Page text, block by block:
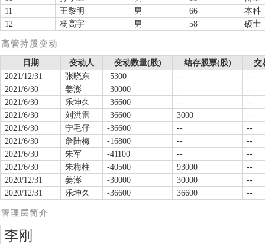
11
王黎明 男 66
本科
12
杨高宇 男 58 硕士
高管持股变动
日期 变动人 变动数量(股) 结存股票(股)
交
2021/12/31
张晓东 -5300 --
--
2021/6/30
姜澎 -30000 --
--
2021/6/30
乐坤久 -36600 --
--
2021/6/30
刘洪雷 -36600 3000
--
2021/6/30
宁毛仔 -36600 --
--
2021/6/30
詹陆梅 -16800 --
--
2021/6/30
朱军 -41100 --
--
2021/6/30
朱梅柱 -40500 93000
--
2020/12/31
姜澎 -30000 30000
--
2020/12/31
乐坤久 -36600 36600 --
管理层简介
李刚